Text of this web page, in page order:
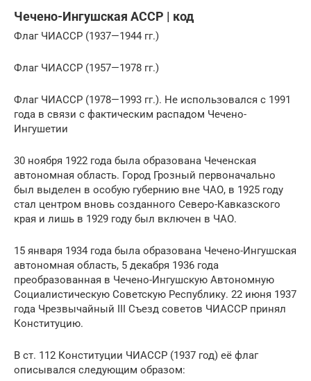
Чечено-Ингушская АССР | код
Флаг ЧИАССР (1937—1944 гг.)
Флаг ЧИАССР (1957—1978 гг.)
Флаг ЧИАССР (1978—1993 гг.). Не использовался с 1991
года в связи с фактическим распадом Чечено-
Ингушетии
30 ноября 1922 года была образована Чеченская
автономная область. Город Грозный первоначально
был выделен в особую губернию вне ЧАО, в 1925 году
стал центром вновь созданного Северо-Кавказского
края и лишь в 1929 году был включен в ЧАО.
15 января 1934 года была образована Чечено-Ингушская
автономная область, 5 декабря 1936 года
преобразованная в Чечено-Ингушскую Автономную
Социалистическую Советскую Республику. 22 июня 1937
года Чрезвычайный III Съезд советов ЧИАССР принял
Конституцию.
В ст. 112 Конституции ЧИАССР (1937 год) её флаг
описывался следующим образом: